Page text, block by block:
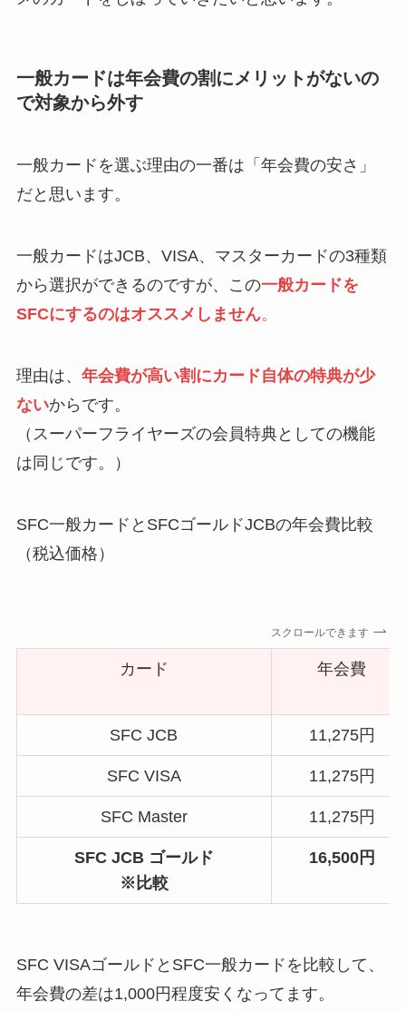
一般カードは年会費の割にメリットがないの
で対象から外す
一般カードを選ぶ理由の一番は「年会費の安さ」
だと思います。
一般カードはJCB、VISA、マスターカードの3種類
から選択ができるのですが、この一般カードを
SFCにするのはオススメしません。
理由は、 年会費が高い割にカード自体の特典が少
ないからです。
（スーパーフライヤーズの会員特典としての機能
は同じです。）
SFC一般カードとSFCゴールドJCBの年会費比較
（税込価格）
スクロールできます
カード 年会費
SFC JCB 11,275円
SFC VISA 11,275円
SFC Master 11,275円
SFC JCB ゴールド
※比較
16,500円
SFC VISAゴールドとSFC一般カードを比較して、
年会費の差は1,000円程度安くなってます。